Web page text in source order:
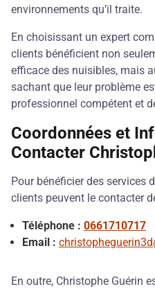
environnements qu’il traite.
En choisissant un expert
clients bénéficient non
efficace des nuisibles, mais
sachant que leur problème
professionnel compétent et
Coordonnées et
Contacter
Pour bénéficier des services
clients peuvent le contacter
Téléphone : 0661710717
Email :
En outre, Christophe Guérin